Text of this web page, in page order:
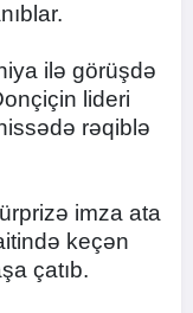
ilə görüşdə
lideri
rəqiblə
imza ata
keçən
çatıb.